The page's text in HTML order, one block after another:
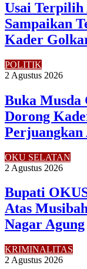
Usai Terpilih
Sampaikan
Kader
POLITIK
2 Agustus 2026
Buka Musda
Dorong
Perjuangkan
OKU SELATAN
2 Agustus 2026
Bupati
Atas
Nagar Agung
KRIMINALITAS
2 Agustus 2026